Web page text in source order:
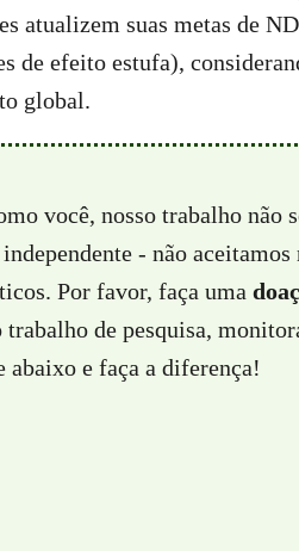
atualizem suas metas de
de efeito estufa),
global.
você, nosso trabalho não
- não aceitamos
Por favor, faça uma
de pesquisa,
e faça a diferença!